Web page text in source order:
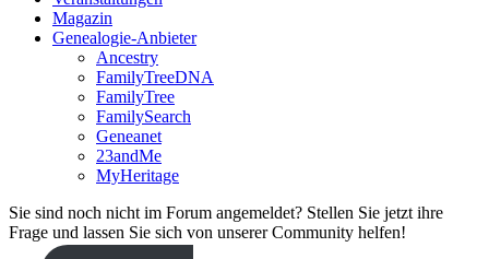
Magazin
Genealogie-Anbieter
Ancestry
FamilyTreeDNA
FamilyTree
FamilySearch
Geneanet
23andMe
MyHeritage
Sie sind noch nicht im Forum angemeldet? Stellen Sie jetzt ihre
Frage und lassen Sie sich von unserer Community helfen!